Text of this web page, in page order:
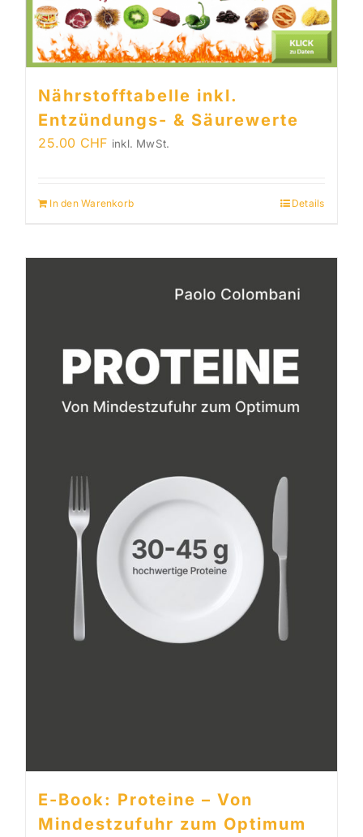
Nährstofftabelle inkl.
Entzündungs- & Säurewerte
25.00 CHF inkl. MwSt.
In den Warenkorb Details
E-Book: Proteine – Von
Mindestzufuhr zum Optimum